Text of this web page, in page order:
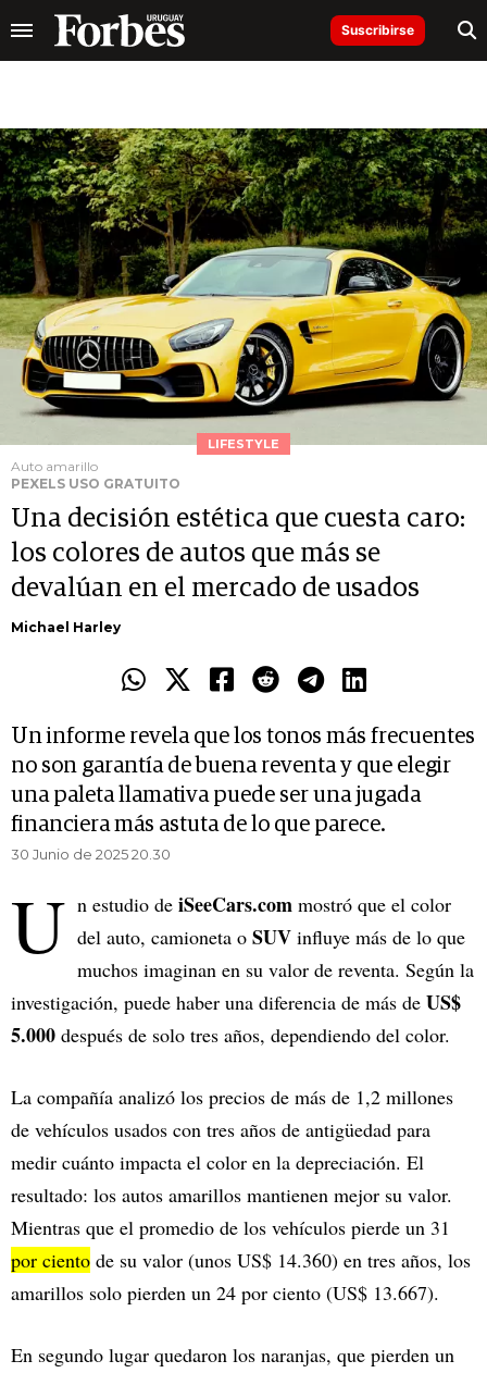
Suscribirse
LIFESTYLE
Auto amarillo
PEXELS USO GRATUITO
Una decisión estética que cuesta caro:
los colores de autos que más se
devalúan en el mercado de usados
Michael Harley
Un informe revela que los tonos más frecuentes
no son garantía de buena reventa y que elegir
una paleta llamativa puede ser una jugada
financiera más astuta de lo que parece.
30 Junio de 2025 20.30
U n estudio de iSeeCars.com mostró que el color
del auto, camioneta o SUV influye más de lo que
muchos imaginan en su valor de reventa. Según la
investigación, puede haber una diferencia de más de US$
5.000 después de solo tres años, dependiendo del color.
La compañía analizó los precios de más de 1,2 millones
de vehículos usados con tres años de antigüedad para
medir cuánto impacta el color en la depreciación. El
resultado: los autos amarillos mantienen mejor su valor.
Mientras que el promedio de los vehículos pierde un 31
por ciento de su valor (unos US$ 14.360) en tres años, los
amarillos solo pierden un 24 por ciento (US$ 13.667).
En segundo lugar quedaron los naranjas, que pierden un